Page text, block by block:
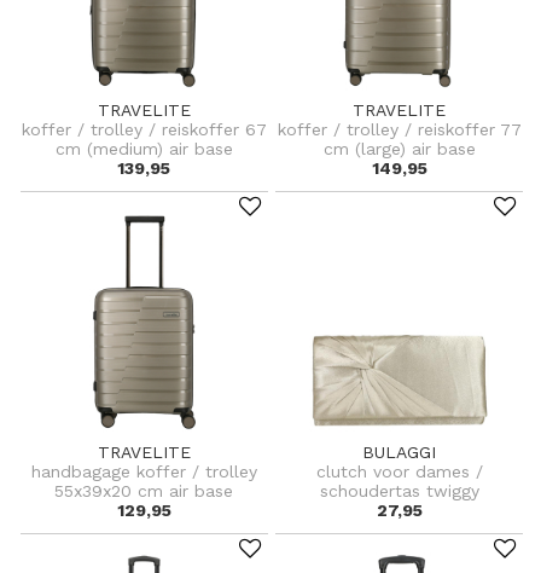
TRAVELITE
koffer / trolley / reiskoffer 67
cm (medium) air base
139,95
TRAVELITE
koffer / trolley / reiskoffer 77
cm (large) air base
149,95
TRAVELITE
handbagage koffer / trolley
55x39x20 cm air base
129,95
BULAGGI
clutch voor dames /
schoudertas twiggy
27,95